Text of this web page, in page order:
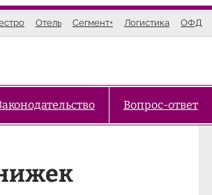
Отель Сегмент+ Логистика ОФД
Вопрос-ответ